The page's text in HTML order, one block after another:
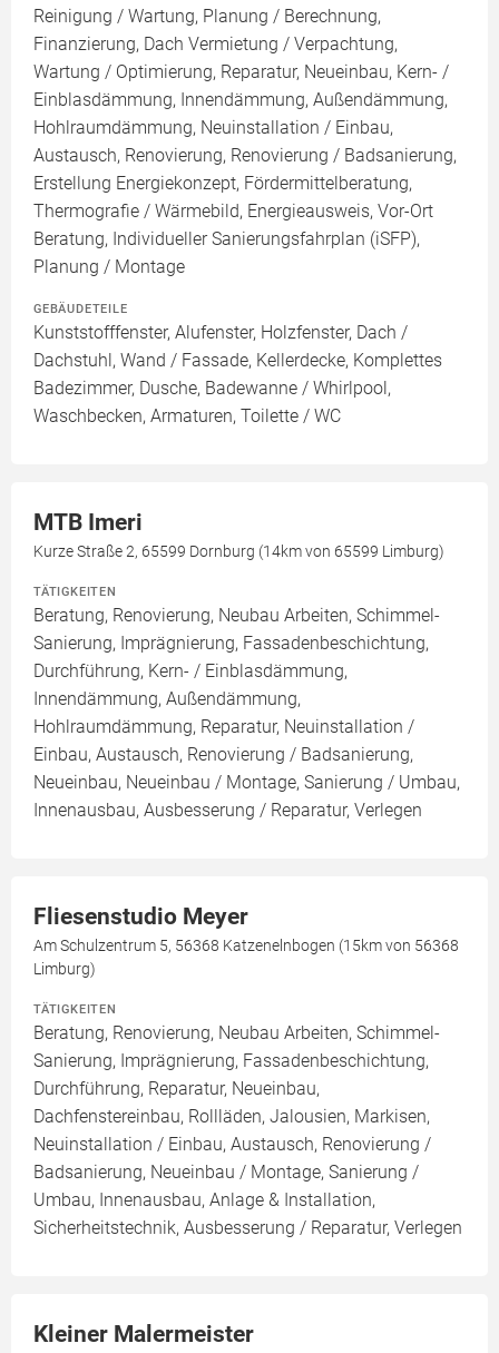
Reinigung / Wartung, Planung / Berechnung,
Finanzierung, Dach Vermietung / Verpachtung,
Wartung / Optimierung, Reparatur, Neueinbau, Kern- /
Einblasdämmung, Innendämmung, Außendämmung,
Hohlraumdämmung, Neuinstallation / Einbau,
Austausch, Renovierung, Renovierung / Badsanierung,
Erstellung Energiekonzept, Fördermittelberatung,
Thermografie / Wärmebild, Energieausweis, Vor-Ort
Beratung, Individueller Sanierungsfahrplan (iSFP),
Planung / Montage
GEBÄUDETEILE
Kunststofffenster, Alufenster, Holzfenster, Dach /
Dachstuhl, Wand / Fassade, Kellerdecke, Komplettes
Badezimmer, Dusche, Badewanne / Whirlpool,
Waschbecken, Armaturen, Toilette / WC
MTB Imeri
Kurze Straße 2, 65599 Dornburg (14km von 65599 Limburg)
TÄTIGKEITEN
Beratung, Renovierung, Neubau Arbeiten, Schimmel-
Sanierung, Imprägnierung, Fassadenbeschichtung,
Durchführung, Kern- / Einblasdämmung,
Innendämmung, Außendämmung,
Hohlraumdämmung, Reparatur, Neuinstallation /
Einbau, Austausch, Renovierung / Badsanierung,
Neueinbau, Neueinbau / Montage, Sanierung / Umbau,
Innenausbau, Ausbesserung / Reparatur, Verlegen
Fliesenstudio Meyer
Am Schulzentrum 5, 56368 Katzenelnbogen (15km von 56368
Limburg)
TÄTIGKEITEN
Beratung, Renovierung, Neubau Arbeiten, Schimmel-
Sanierung, Imprägnierung, Fassadenbeschichtung,
Durchführung, Reparatur, Neueinbau,
Dachfenstereinbau, Rollläden, Jalousien, Markisen,
Neuinstallation / Einbau, Austausch, Renovierung /
Badsanierung, Neueinbau / Montage, Sanierung /
Umbau, Innenausbau, Anlage & Installation,
Sicherheitstechnik, Ausbesserung / Reparatur, Verlegen
Kleiner Malermeister